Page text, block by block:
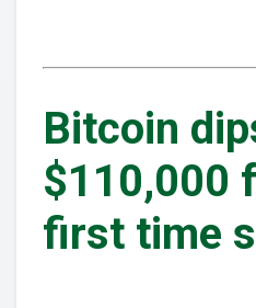
Bitcoin
$110,000
first time